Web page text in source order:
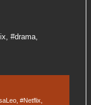
#drama,
#Netflix